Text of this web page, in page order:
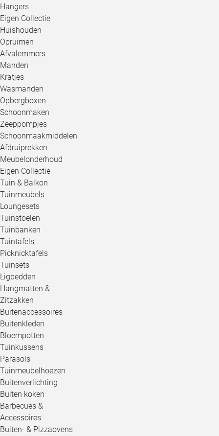
Hangers
Eigen Collectie
Huishouden
Opruimen
Afvalemmers
Manden
Kratjes
Wasmanden
Opbergboxen
Schoonmaken
Zeeppompjes
Schoonmaakmiddelen
Afdruiprekken
Meubelonderhoud
Eigen Collectie
Tuin & Balkon
Tuinmeubels
Loungesets
Tuinstoelen
Tuinbanken
Tuintafels
Picknicktafels
Tuinsets
Ligbedden
Hangmatten &
Zitzakken
Buitenaccessoires
Buitenkleden
Bloempotten
Tuinkussens
Parasols
Tuinmeubelhoezen
Buitenverlichting
Buiten koken
Barbecues &
Accessoires
Buiten- & Pizzaovens